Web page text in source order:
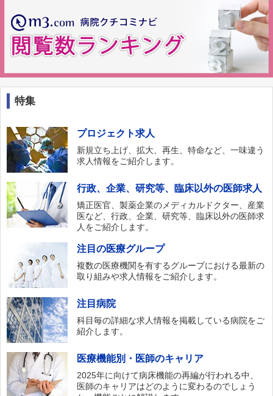
特集
プロジェクト求人
新規立ち上げ、拡大、再生、特命など、一味違う
求人情報をご紹介します。
行政、企業、研究等、臨床以外の医師求人
矯正医官、製薬企業のメディカルドクター、産業
医など、行政、企業、研究等、臨床以外の医師求
人をご紹介します。
注目の医療グループ
複数の医療機関を有するグループにおける最新の
取り組みや求人情報をご紹介します。
注目病院
科目毎の詳細な求人情報を掲載している病院をご
紹介します。
医療機能別・医師のキャリア
2025年に向けて病床機能の再編が行われる中、
医師のキャリアはどのように変わるのでしょう